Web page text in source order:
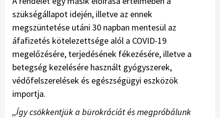
szükségállapot idején, illetve az ennek
megszüntetése utáni 30 napban mentesül az
áfafizetés kötelezettsége alól a COVID-19
megelőzésére, terjedésének fékezésére, illetve a
betegség kezelésére használt gyógyszerek,
védőfelszerelések és egészségügyi eszközök
importja.
,,Így csökkentjük a bürokráciát és megpróbálunk